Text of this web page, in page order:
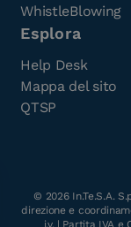
l'e-
WhistleBlowing
Esplora
Help Desk
Mappa del sito
QTSP
© 2026In.Te.S.A.
direzione e
i.v. | Partita IVA e